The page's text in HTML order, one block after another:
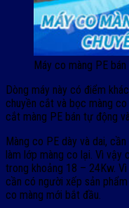
Máy co màng PE
Dòng máy này có điểm
chuyền cắt và bọc màng
cắt màng PE bán tự động
Màng co PE dày và dai,
làm lớp màng co lại. Vì vậy
trong khoảng 18 – 24Kw.
cần có người xếp sản
co màng mới bắt đầu.